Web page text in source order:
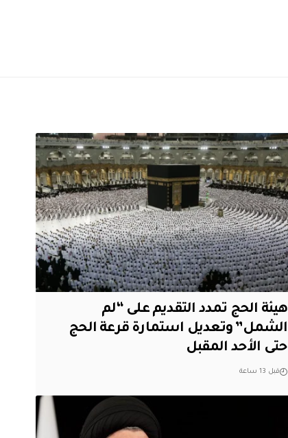
هيئة الحج تمدد التقديم على “لم
الشمل” وتعديل استمارة قرعة الحج
حتى الأحد المقبل
قبل 13 ساعة